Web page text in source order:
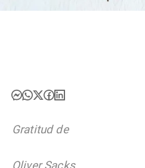
Gratitud de
Oliver Sacks